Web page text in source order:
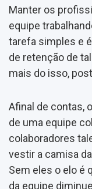
Manter os
equipe
tarefa simples e
de retenção de
mais do isso,
Afinal de contas,
de uma equipe
colaboradores
vestir a camisa
Sem eles o elo é
da equipe